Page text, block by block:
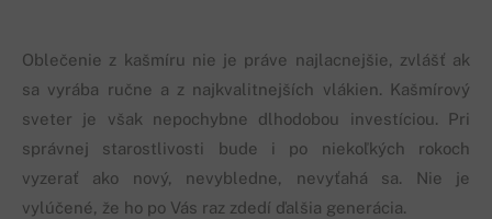
Oblečenie z kašmíru nie je práve najlacnejšie, zvlášť ak
sa vyrába ručne a z najkvalitnejších vlákien. Kašmírový
sveter je však nepochybne dlhodobou investíciou. Pri
správnej starostlivosti bude i po niekoľkých rokoch
vyzerať ako nový, nevybledne, nevyťahá sa. Nie je
vylúčené, že ho po Vás raz zdedí ďalšia generácia.